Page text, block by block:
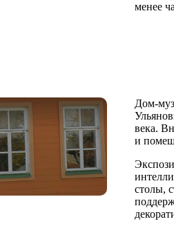
менее
Дом-
века.
и
столы,